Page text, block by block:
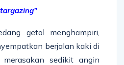
getol menghampiri,
berjalan kaki di
sedikit angin